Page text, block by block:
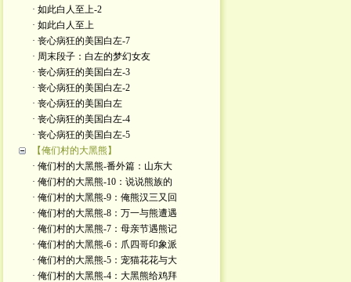
· 如此白人至上-2
· 如此白人至上
· 丧心病狂的美国白左-7
· 周末段子：白左的梦幻女友
· 丧心病狂的美国白左-3
· 丧心病狂的美国白左-2
· 丧心病狂的美国白左
· 丧心病狂的美国白左-4
· 丧心病狂的美国白左-5
【俺们村的大黑熊】
· 俺们村的大黑熊-番外篇：山东大
· 俺们村的大黑熊-10：说说熊族的
· 俺们村的大黑熊-9：俺熊汉三又回
· 俺们村的大黑熊-8：万一与熊遭遇
· 俺们村的大黑熊-7：母亲节遇熊记
· 俺们村的大黑熊-6：爪四哥印象派
· 俺们村的大黑熊-5：宠猫花花与大
· 俺们村的大黑熊-4：大黑熊给鸡拜